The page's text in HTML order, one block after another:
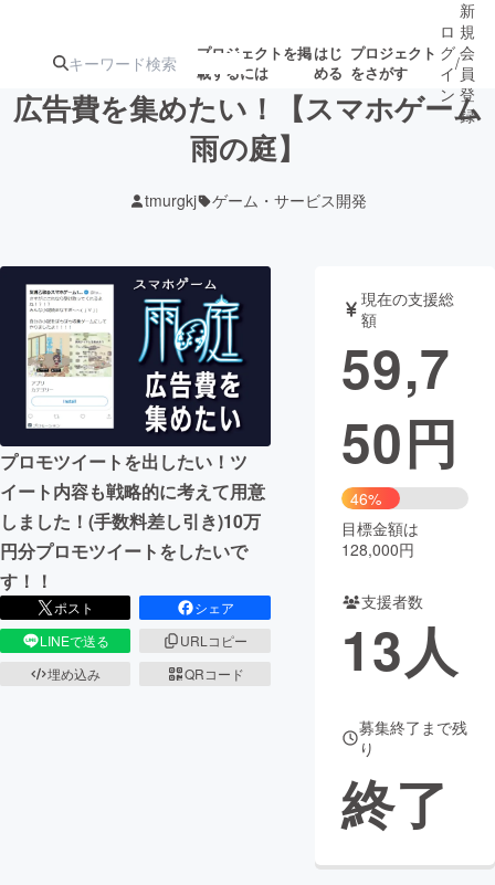
プロジェクトを掲
載するには
はじ
める
プロジェクト
をさがす
ターン
ジェクト
ロジェクト
アート・写真 音楽
テクノロジー・ガジェット ゲーム・
映像・映画 書籍・雑誌
ビジネス・起業 チャレンジ
まちづくり・地域活性化
CAMPFIRE for Social Good CAMPFIRE Creation
CAMPFIREふるさと納税
コミュニティ
ロ
グ
イ
ン
/
新
規
会
員
登
録
広告費を集めたい！【スマホゲーム
雨の庭】
tmurgkj ゲーム・サービス開発
プロモツイートを出したい！ツ
イート内容も戦略的に考えて用意
しました！(手数料差し引き)10万
円分プロモツイートをしたいで
す！！
ポスト
シェア
LINEで送る
URLコピー
埋め込み
QRコード
現在の支援総
額
59,7
50円
46%
目標金額は
128,000円
支援者数
13人
募集終了まで残
り
終了